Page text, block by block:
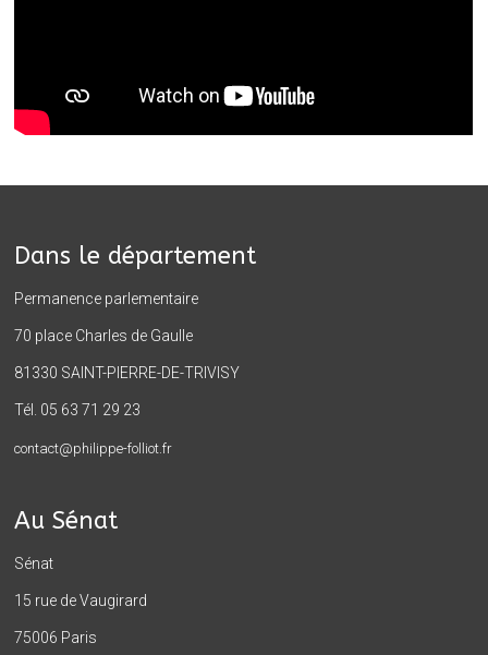
Dans le département
Permanence parlementaire
70 place Charles de Gaulle
81330 SAINT-PIERRE-DE-TRIVISY
Tél. 05 63 71 29 23
contact@philippe-folliot.fr
Au Sénat
Sénat
15 rue de Vaugirard
75006 Paris